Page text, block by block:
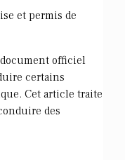
et permis de
officiel
certains
Cet article traite
des